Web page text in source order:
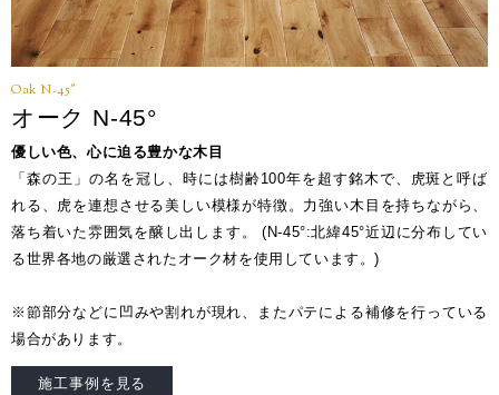
Oak N-45°
オーク N-45°
優しい色、心に迫る豊かな木目
「森の王」の名を冠し、時には樹齢100年を超す銘木で、虎斑と呼ば
れる、虎を連想させる美しい模様が特徴。力強い木目を持ちながら、
落ち着いた雰囲気を醸し出します。 (N-45°:北緯45°近辺に分布してい
る世界各地の厳選されたオーク材を使用しています。)
※節部分などに凹みや割れが現れ、またパテによる補修を行っている
場合があります。
施工事例を見る